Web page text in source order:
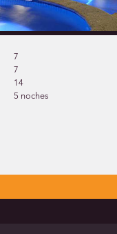
7
7
14
5 noches